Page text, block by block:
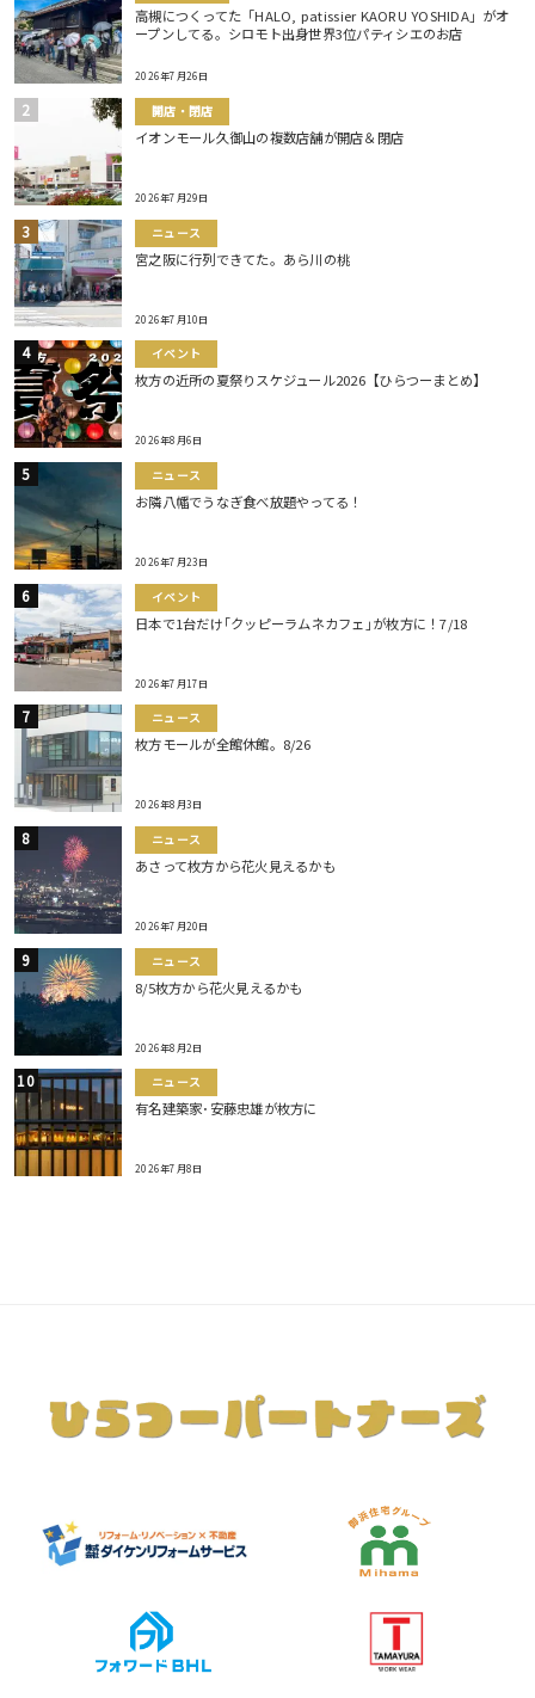
高槻につくってた「HALO, patissier KAORU YOSHIDA」がオ
ープンしてる。シロモト出身世界3位パティシエのお店
2026年7月26日
開店・閉店
イオンモール久御山の複数店舗が開店＆閉店
2026年7月29日
ニュース
宮之阪に行列できてた。あら川の桃
2026年7月10日
イベント
枚方の近所の夏祭りスケジュール2026【ひらつーまとめ】
2026年8月6日
ニュース
お隣八幡でうなぎ食べ放題やってる！
2026年7月23日
イベント
日本で1台だけ｢クッピーラムネカフェ｣が枚方に！7/18
2026年7月17日
ニュース
枚方モールが全館休館。8/26
2026年8月3日
ニュース
あさって枚方から花火見えるかも
2026年7月20日
ニュース
8/5枚方から花火見えるかも
2026年8月2日
ニュース
有名建築家･安藤忠雄が枚方に
2026年7月8日